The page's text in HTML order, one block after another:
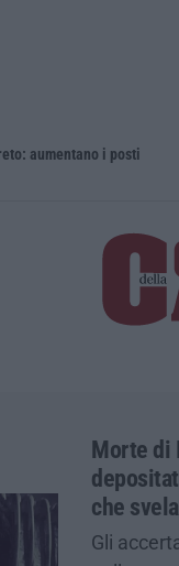
aumentano i posti
Morte di
che
Gli